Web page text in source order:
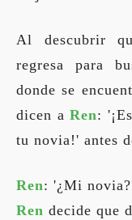
Al descubrir
regresa para
donde se
dicen aRen:
tu novia!' antes
Ren: '¿Mi
Ren decide que